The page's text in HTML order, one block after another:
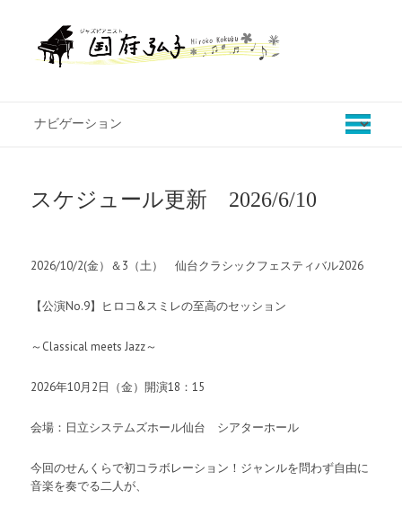
スケジュール更新 2026/6/10
2026/10/2(金）＆3（土） 仙台クラシックフェスティバル2026
【公演No.9】ヒロコ&スミレの至高のセッション
～Classical meets Jazz～
2026年10月2日（金）開演18：15
会場：日立システムズホール仙台 シアターホール
今回のせんくらで初コラボレーション！ジャンルを問わず自由に
音楽を奏でる二人が、